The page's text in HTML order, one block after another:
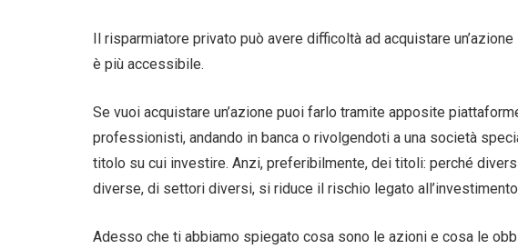
Il risparmiatore privato può avere difficoltà ad acquistare
è più accessibile.
Se vuoi acquistare un’azione puoi farlo tramite apposite
professionisti, andando in banca o rivolgendoti a una società
titolo su cui investire. Anzi, preferibilmente, dei titoli: perché
diverse, di settori diversi, si riduce il rischio legato
Adesso che ti abbiamo spiegato cosa sono le azioni e cosa le